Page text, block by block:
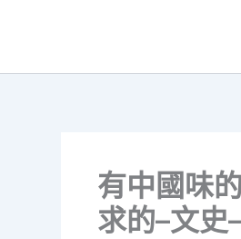
有中國味
求的–文史